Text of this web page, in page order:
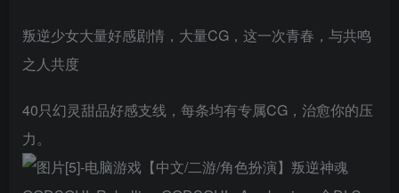
叛逆少女大量好感剧情，大量CG，这一次青春，与共鸣
之人共度
40只幻灵甜品好感支线，每条均有专属CG，治愈你的压
力。